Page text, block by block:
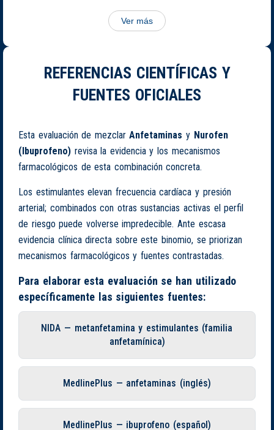
Ver más
REFERENCIAS CIENTÍFICAS Y
FUENTES OFICIALES
Esta evaluación de mezclarAnfetaminas y Nurofen
(Ibuprofeno) revisa la evidencia y los mecanismos
farmacológicos de esta combinación concreta.
Los estimulantes elevan frecuencia cardíaca y presión
arterial; combinados con otras sustancias activas el perfil
de riesgo puede volverse impredecible. Ante escasa
evidencia clínica directa sobre este binomio, se priorizan
mecanismos farmacológicos y fuentes contrastadas.
Para elaborar esta evaluación se han utilizado
específicamente las siguientes fuentes:
NIDA — metanfetamina y estimulantes (familia
anfetamínica)
MedlinePlus — anfetaminas (inglés)
MedlinePlus — ibuprofeno (español)